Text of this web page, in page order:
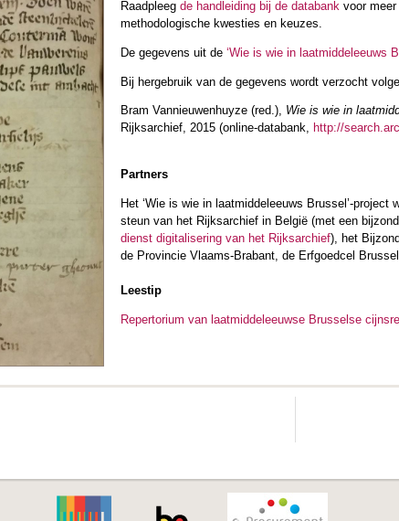
Raadpleegde handleiding bij de databank voor
methodologische kwesties en keuzes.
De gegevens uit de‘Wie is wie in laatmiddeleeuws
Bij hergebruik van de gegevens wordt verzocht
Bram Vannieuwenhuyze (red.), Wie is wie in
Rijksarchief, 2015 (online-databank, http://
Partners
Het ‘Wie is wie in laatmiddeleeuws Brussel­’-
steun van het Rijksarchief in België (met een
dienst digitalisering van het Rijksarchief), het
de Provincie Vlaams-Brabant, de Erfgoedcel
Leestip
Repertorium van laatmiddeleeuwse Brusselse